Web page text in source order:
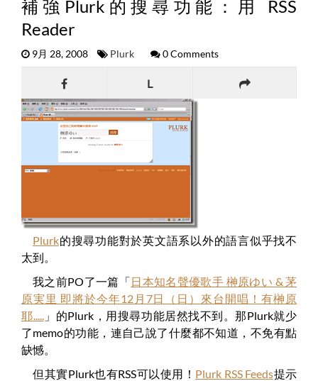
補強Plurk的搜尋功能：用 RSS
Reader
9月 28, 2008 Plurk 0 Comments
L
Plurk的搜尋功能對於英文語系以外的語言似乎找不
太到。
我之前PO了一篇「日本知名聲優歌手 榊原ゆい & 茅
原実里 即將於今年12月7日（日）來台開唱！有榊原
耶.....」的Plurk，用搜尋功能居然找不到。那Plurk就少
了memo的功能，連自己說了什麼都不知道，不免有點
缺憾。
但其實Plurk也有RSS可以使用！ Plurk RSS Feeds提示